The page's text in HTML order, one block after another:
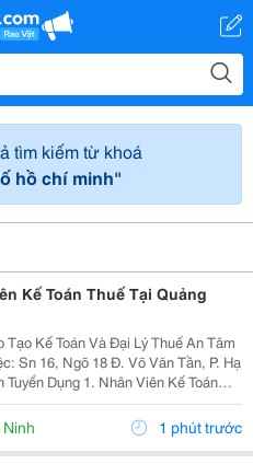
tìm kiếm từ khoá
hồ chí minh"
Kế Toán Thuế Tại Quảng
Tạo Kế Toán Và Đại Lý Thuế An Tâm
Sn 16, Ngõ 18 Đ. Võ Văn Tần, P. Hạ
Kế Toán Thuế...
1 phút trước